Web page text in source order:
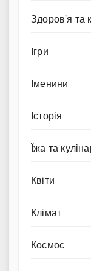
Здоров'я та
Ігри
Іменини
Історія
Їжа та
Квіти
Клімат
Космос